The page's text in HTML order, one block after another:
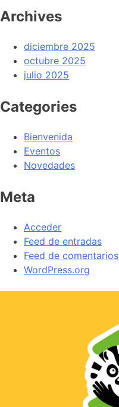
Archives
diciembre 2025
octubre 2025
julio 2025
Categories
Bienvenida
Eventos
Novedades
Meta
Acceder
Feed de entradas
Feed de comentarios
WordPress.org